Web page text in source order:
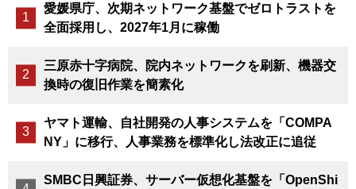
愛媛県庁、次期ネットワーク基盤でゼロトラストを
全面採用し、2027年1月に稼働
三原赤十字病院、院内ネットワークを刷新、機器交
換時の復旧作業を簡素化
ヤマト運輸、自社開発の人事システムを「COMPA
NY」に移行、人事業務を標準化し法改正に追従
SMBC日興証券、サーバー仮想化基盤を「OpenShi